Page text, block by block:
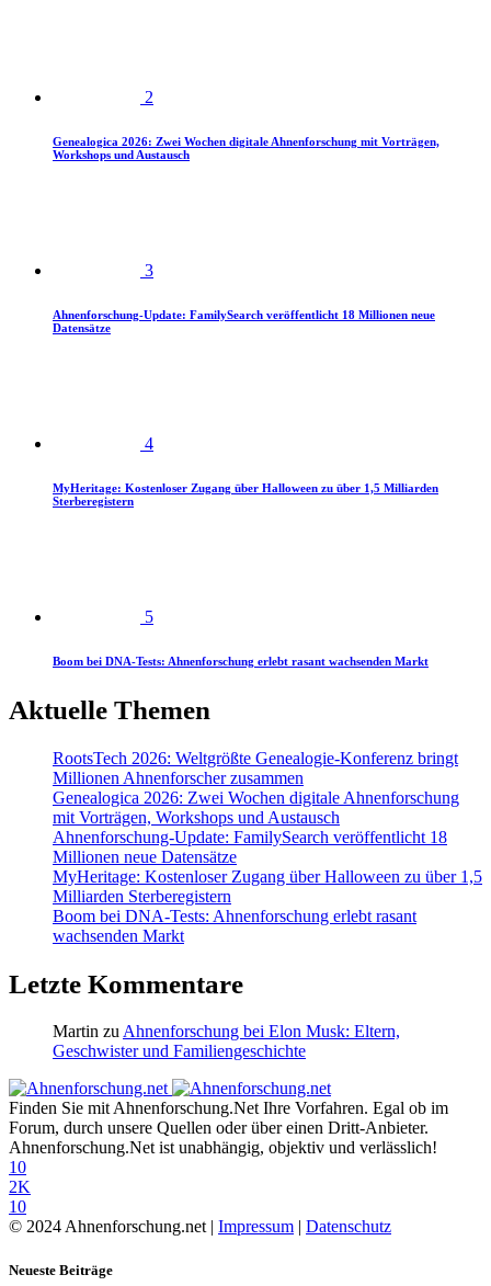
2
Genealogica 2026: Zwei Wochen digitale Ahnenforschung mit Vorträgen,
Workshops und Austausch
3
Ahnenforschung-Update: FamilySearch veröffentlicht 18 Millionen neue
Datensätze
4
MyHeritage: Kostenloser Zugang über Halloween zu über 1,5 Milliarden
Sterberegistern
5
Boom bei DNA-Tests: Ahnenforschung erlebt rasant wachsenden Markt
Aktuelle Themen
RootsTech 2026: Weltgrößte Genealogie-Konferenz bringt
Millionen Ahnenforscher zusammen
Genealogica 2026: Zwei Wochen digitale Ahnenforschung
mit Vorträgen, Workshops und Austausch
Ahnenforschung-Update: FamilySearch veröffentlicht 18
Millionen neue Datensätze
MyHeritage: Kostenloser Zugang über Halloween zu über 1,5
Milliarden Sterberegistern
Boom bei DNA-Tests: Ahnenforschung erlebt rasant
wachsenden Markt
Letzte Kommentare
Martin zu Ahnenforschung bei Elon Musk: Eltern,
Geschwister und Familiengeschichte
Finden Sie mit Ahnenforschung.Net Ihre Vorfahren. Egal ob im
Forum, durch unsere Quellen oder über einen Dritt-Anbieter.
Ahnenforschung.Net ist unabhängig, objektiv und verlässlich!
10
2K
10
© 2024 Ahnenforschung.net | Impressum | Datenschutz
Neueste Beiträge